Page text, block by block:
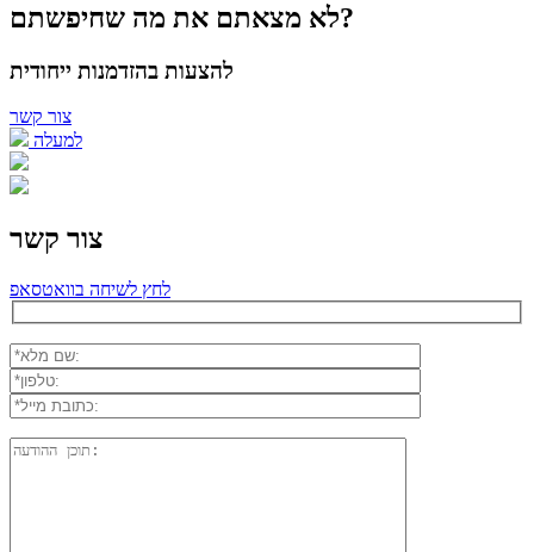
לא מצאתם את מה שחיפשתם?
להצעות בהזדמנות ייחודית
צור קשר
למעלה
צור קשר
לחץ לשיחה בוואטסאפ